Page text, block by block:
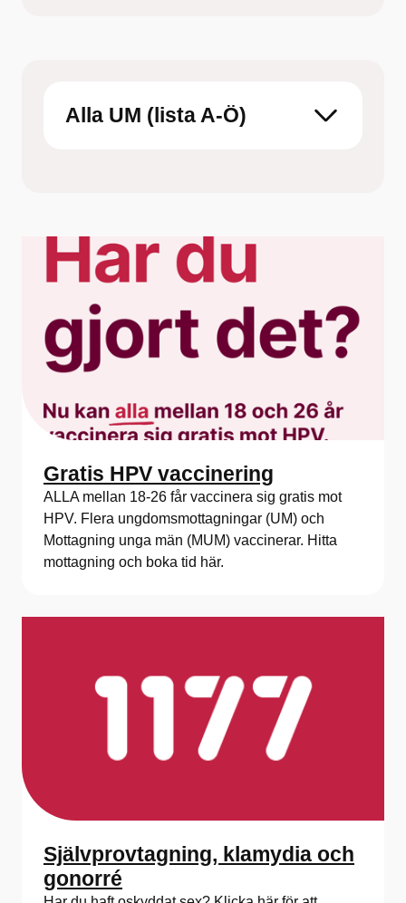
Alla UM (lista A-Ö)
Gratis HPV vaccinering
ALLA mellan 18-26 får vaccinera sig gratis mot
HPV. Flera ungdomsmottagningar (UM) och
Mottagning unga män (MUM) vaccinerar. Hitta
mottagning och boka tid här.
Självprovtagning, klamydia och
gonorré